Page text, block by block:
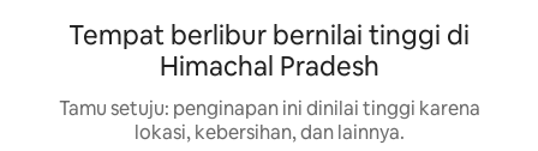
Tempat berlibur bernilai tinggi di
Himachal Pradesh
Tamu setuju: penginapan ini dinilai tinggi karena
lokasi, kebersihan, dan lainnya.